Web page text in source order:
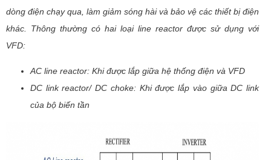
dòng điện chạy qua, làm giảm sóng hài và bảo vệ các thiết bị điện
khác. Thông thường có hai loại line reactor được sử dụng với
VFD:
AC line reactor: Khi được lắp giữa hệ thống điện và VFD
DC link reactor/ DC choke: Khi được lắp vào giữa DC link
của bộ biến tần